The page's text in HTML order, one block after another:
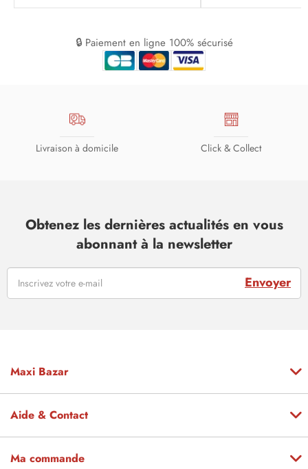
🔒 Paiement en ligne 100% sécurisé
Livraison à domicile Click & Collect
Obtenez les dernières actualités en vous
abonnant à la newsletter
Envoyer
Maxi Bazar
Aide & Contact
Ma commande